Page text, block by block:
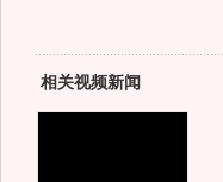
相关视频新闻